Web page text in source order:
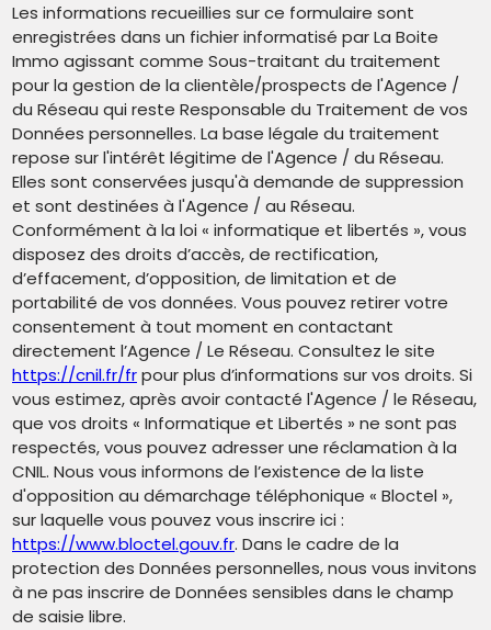
Les informations recueillies sur ce formulaire sont
enregistrées dans un fichier informatisé par La Boite
Immo agissant comme Sous-traitant du traitement
pour la gestion de la clientèle/prospects de l'Agence /
du Réseau qui reste Responsable du Traitement de vos
Données personnelles. La base légale du traitement
repose sur l'intérêt légitime de l'Agence / du Réseau.
Elles sont conservées jusqu'à demande de suppression
et sont destinées à l'Agence / au Réseau.
Conformément à la loi « informatique et libertés », vous
disposez des droits d’accès, de rectification,
d’effacement, d’opposition, de limitation et de
portabilité de vos données. Vous pouvez retirer votre
consentement à tout moment en contactant
directement l’Agence / Le Réseau. Consultez le site
https://cnil.fr/frpour plus d’informations sur vos droits. Si
vous estimez, après avoir contacté l'Agence / le Réseau,
que vos droits « Informatique et Libertés » ne sont pas
respectés, vous pouvez adresser une réclamation à la
CNIL. Nous vous informons de l’existence de la liste
d'opposition au démarchage téléphonique « Bloctel »,
sur laquelle vous pouvez vous inscrire ici :
https://www.bloctel.gouv.fr. Dans le cadre de la
protection des Données personnelles, nous vous invitons
à ne pas inscrire de Données sensibles dans le champ
de saisie libre.